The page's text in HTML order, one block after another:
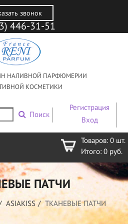
звонок
446-31-51
НАЛИВНОЙ ПАРФЮМЕРИИ
КОСМЕТИКИ
Поиск
Регистрация
Вход
Товаров: 0 шт.
Итого: 0 руб.
ПАТЧИ
ASIAKISS ТКАНЕВЫЕ ПАТЧИ